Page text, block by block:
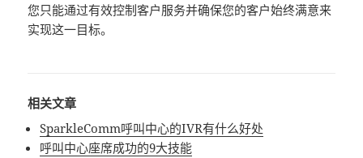
您只能通过有效控制客户服务并确保您的客户始终满意来
实现这一目标。
相关文章
SparkleComm呼叫中心的IVR有什么好处
呼叫中心座席成功的9大技能